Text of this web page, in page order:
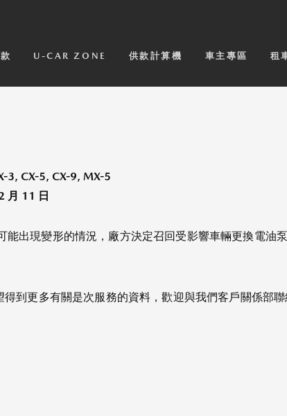
U-CAR ZONE 供款計算機 車主專區 租
3, CX-5, CX-9, MX-5
月 11 日
出現變形的情況，廠方決定召回受影響車輛更換電油泵
到更多有關是次服務的資料，歡迎與我們客戶關係部